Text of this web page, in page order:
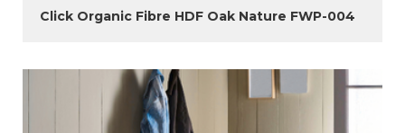
Click Organic Fibre HDF Oak Nature FWP-004